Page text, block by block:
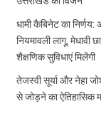
धामी कैबिनेट का
नियमावली लागू, मेधावी
शैक्षणिक सुविधाएं मिलेंगी
तेजस्वी सूर्या और नेहा
से जोड़ने का ऐतिहासिक